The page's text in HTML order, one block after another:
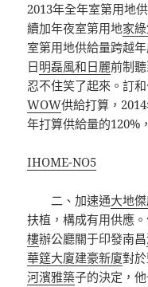
2013年全年室第用地供
續加年夜室第用地家
室第用地供給量跨越
日明磊風和日麗前制
忍不住笑了起來。訂
WOW供給打算，
年打算供給量的120%
IHOME-NO5
二、加速通大地
扶植，構成有用供應
樓辦公廳關于印發南昌
華筳大廈建豪新廈對
河濱雅築子的決定，